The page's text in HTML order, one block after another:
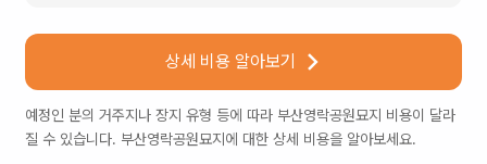
상세 비용 알아보기
예정인 분의 거주지나 장지 유형 등에 따라 부산영락공원묘지 비용이 달라
질 수 있습니다. 부산영락공원묘지 에 대한 상세 비용을 알아보세요.